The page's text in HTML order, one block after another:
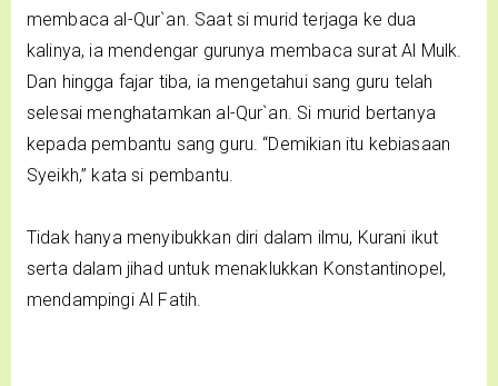
membaca al-Qur`an. Saat si murid terjaga ke dua
kalinya, ia mendengar gurunya membaca surat Al Mulk.
Dan hingga fajar tiba, ia mengetahui sang guru telah
selesai menghatamkan al-Qur`an. Si murid bertanya
kepada pembantu sang guru. “Demikian itu kebiasaan
Syeikh,” kata si pembantu.
Tidak hanya menyibukkan diri dalam ilmu, Kurani ikut
serta dalam jihad untuk menaklukkan Konstantinopel,
mendampingi Al Fatih.